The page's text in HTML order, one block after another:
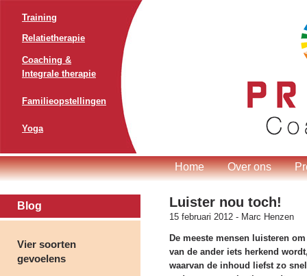
Training
Relatietherapie
Coaching &
Integrale therapie
Familieopstellingen
Yoga
Home Over ons
Blog
Vier soorten
gevoelens
Luister nou toch!
15 februari 2012 - Marc Henzen
De meeste mensen luisteren
van de ander iets herkend
waarvan de inhoud liefst zo